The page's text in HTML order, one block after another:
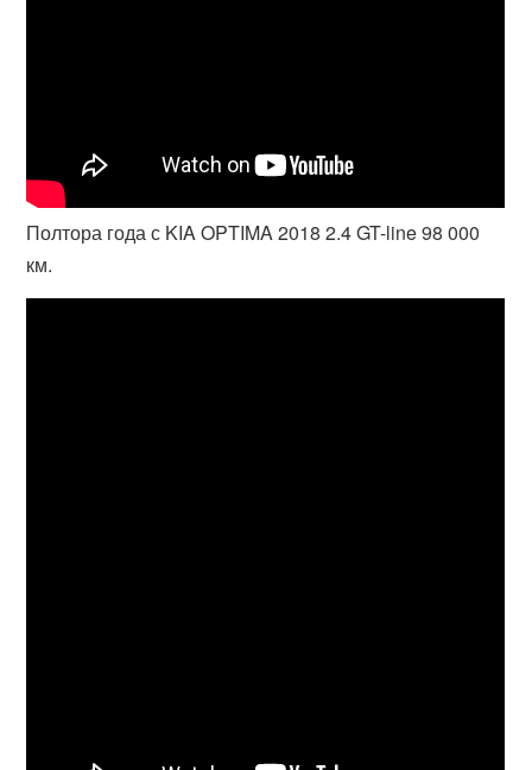
Полтора года с KIA OPTIMA 2018 2.4 GT-line 98 000
км.